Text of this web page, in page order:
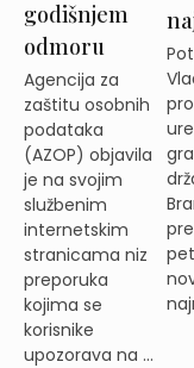
godišnjem
odmoru
Agencija za
zaštitu osobnih
podataka
(AZOP) objavila
je na svojim
službenim
internetskim
stranicama niz
preporuka
kojima se
korisnike
upozorava na ...